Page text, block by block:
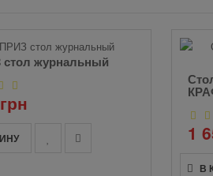
журнальный
1
В